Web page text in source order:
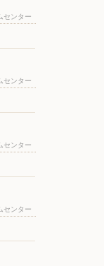
センター
センター
センター
センター